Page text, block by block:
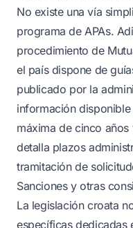
No existe una vía
programa de APAs.
procedimiento de
el país dispone de
publicado por la
información
máxima de cinco
detalla plazos
tramitación de
Sanciones y otras
La legislación croata
específicas dedicadas